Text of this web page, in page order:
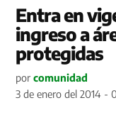
Entra en
ingreso a
protegidas
por comunidad
3 de enero del 2014 -